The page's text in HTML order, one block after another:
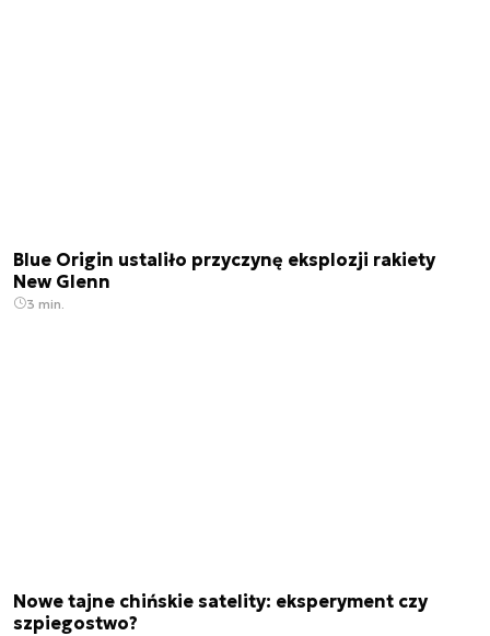
Blue Origin ustaliło przyczynę eksplozji rakiety
New Glenn
3 min.
Nowe tajne chińskie satelity: eksperyment czy
szpiegostwo?